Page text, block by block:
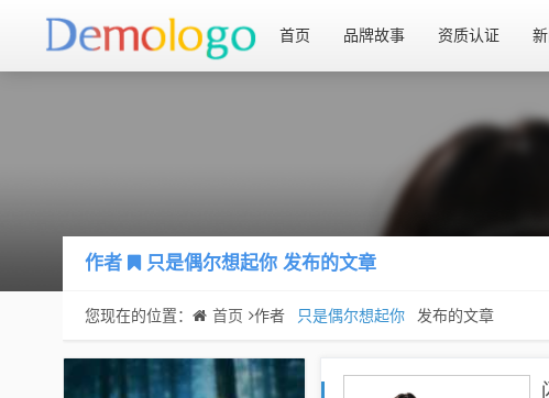
首页 品牌故事 资质认证
作者 只是偶尔想起你 发布的文章
您现在的位置： 首页 作者 只是偶尔想起你 发布的文章